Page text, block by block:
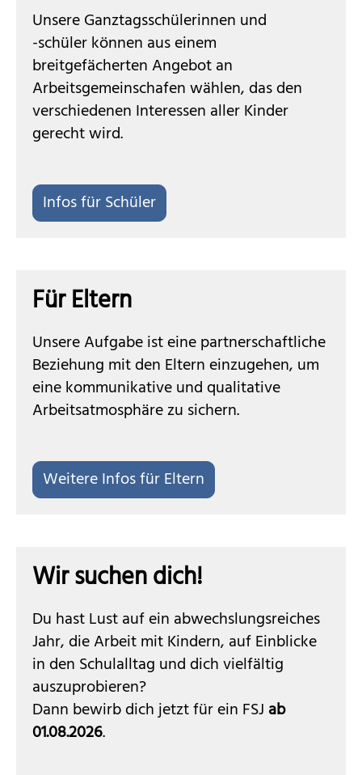
Unsere Ganztagsschülerinnen und
-schüler können aus einem
breitgefächerten Angebot an
Arbeitsgemeinschafen wählen, das den
verschiedenen Interessen aller Kinder
gerecht wird.
Infos für Schüler
Für Eltern
Unsere Aufgabe ist eine partnerschaftliche
Beziehung mit den Eltern einzugehen, um
eine kommunikative und qualitative
Arbeitsatmosphäre zu sichern.
Weitere Infos für Eltern
Wir suchen dich!
Du hast Lust auf ein abwechslungsreiches
Jahr, die Arbeit mit Kindern, auf Einblicke
in den Schulalltag und dich vielfältig
auszuprobieren?
Dann bewirb dich jetzt für ein FSJ ab
01.08.2026.